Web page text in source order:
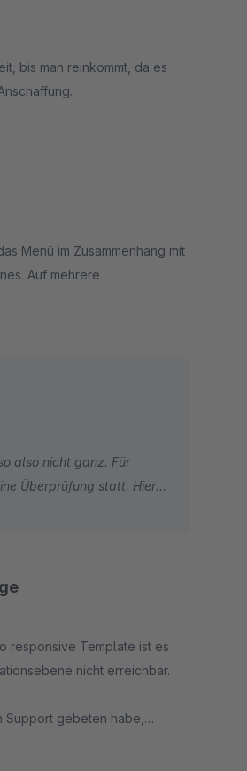
bis man reinkommt, da es
Menü im Zusammenhang mit
Auf mehrere
also nicht ganz. Für
Überprüfung statt. Hier
5 bereits Responsive
responsive Template ist es
nicht erreichbar.
gebeten habe,